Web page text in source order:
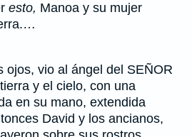
esto, Manoa y su mujer
ojos, vio al ángel del SEÑOR
y el cielo, con una
en su mano, extendida
David y los ancianos,